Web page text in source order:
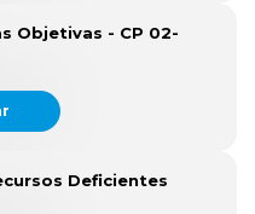
Objetivas - CP 02-
Deficientes